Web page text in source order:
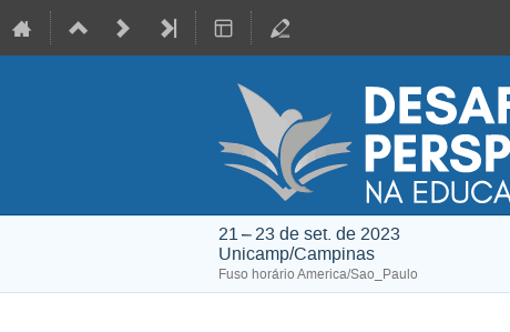
21 – 23 de set. de 2023
Unicamp/Campinas
Fuso horário America/Sao_Paulo